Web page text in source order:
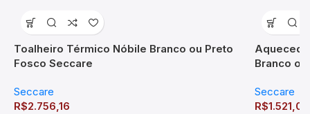
Toalheiro Térmico Nóbile Branco ou Preto
Fosco Seccare
Seccare
R$2.756,16
Branco
Seccare
R$1.521,08